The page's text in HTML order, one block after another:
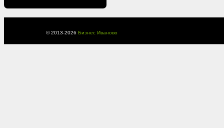
© 2013-2026 Бизнес Иваново